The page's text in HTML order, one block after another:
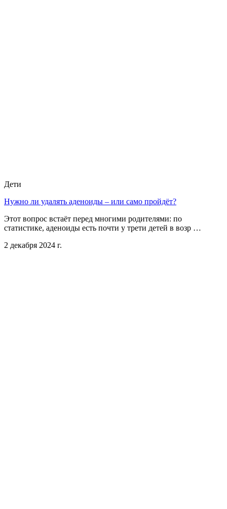
Дети
Нужно ли удалять аденоиды – или само пройдёт?
Этот вопрос встаёт перед многими родителями: по
статистике, аденоиды есть почти у трети детей в возр …
2 декабря 2024 г.